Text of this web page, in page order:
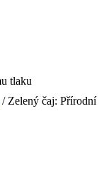
/ Zelený čaj: Přírodní